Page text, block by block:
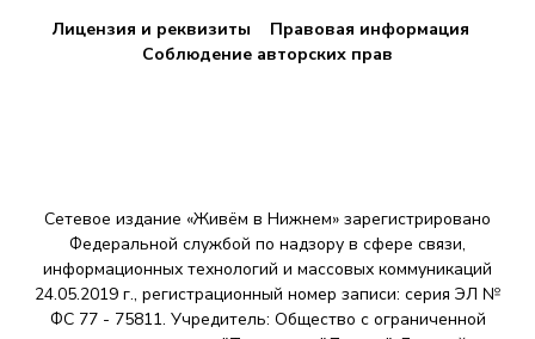
Лицензия и реквизиты
Правовая информация
Соблюдение авторских прав
Сетевое издание «Живём в Нижнем» зарегистрировано
Федеральной службой по надзору в сфере связи,
информационных технологий и массовых коммуникаций
24.05.2019 г., регистрационный номер записи: серия ЭЛ №
ФС 77 - 75811. Учредитель: Общество с ограниченной